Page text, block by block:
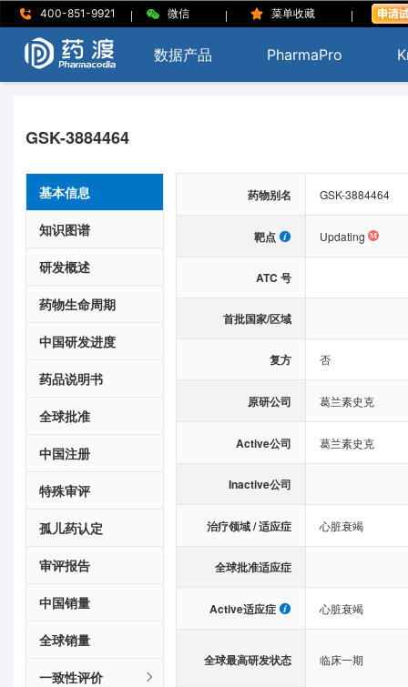
400-851-9921 | 微信 | 菜单收藏 |
数据产品 PharmaPro
GSK-3884464
基本信息
知识图谱
研发概述
药物生命周期
中国研发进度
药品说明书
全球批准
中国注册
特殊审评
孤儿药认定
审评报告
中国销量
全球销量
一致性评价
药物别名 GSK-3884464
靶点 Updating
ATC 号
首批国家/区域
复方 否
原研公司 葛兰素史克
Active公司 葛兰素史克
Inactive公司
治疗领域 / 适应症 心脏衰竭
全球批准适应症
Active适应症 心脏衰竭
全球最高研发状态 临床一期